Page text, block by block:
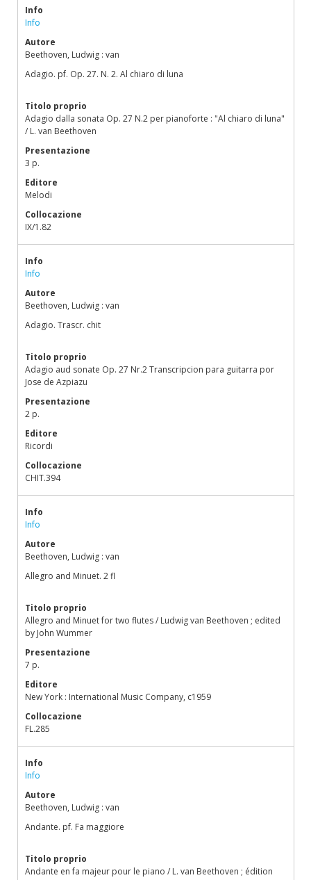
Info
Info
Autore
Beethoven, Ludwig : van
Adagio. pf. Op. 27. N. 2. Al chiaro di luna
Titolo proprio
Adagio dalla sonata Op. 27 N.2 per pianoforte : "Al chiaro di luna"
/ L. van Beethoven
Presentazione
3 p.
Editore
Melodi
Collocazione
IX/1.82
Info
Info
Autore
Beethoven, Ludwig : van
Adagio. Trascr. chit
Titolo proprio
Adagio aud sonate Op. 27 Nr.2 Transcripcion para guitarra por
Jose de Azpiazu
Presentazione
2 p.
Editore
Ricordi
Collocazione
CHIT.394
Info
Info
Autore
Beethoven, Ludwig : van
Allegro and Minuet. 2 fl
Titolo proprio
Allegro and Minuet for two flutes / Ludwig van Beethoven ; edited
by John Wummer
Presentazione
7 p.
Editore
New York : International Music Company, c1959
Collocazione
FL.285
Info
Info
Autore
Beethoven, Ludwig : van
Andante. pf. Fa maggiore
Titolo proprio
Andante en fa majeur pour le piano / L. van Beethoven ; édition